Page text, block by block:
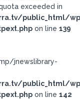
exceeded in
public_html/
on line 139
jnewslibrary-
public_html/
on line 142